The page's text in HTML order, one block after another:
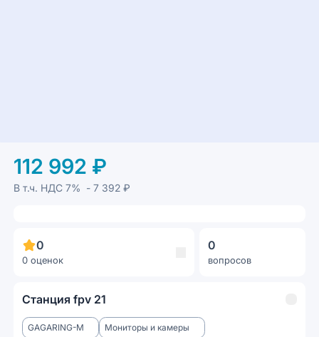
112 992 ₽
В т.ч. НДС7% - 7 392 ₽
0
0 оценок
0
вопросов
Станция fpv 21
GAGARING-M Мониторы и камеры